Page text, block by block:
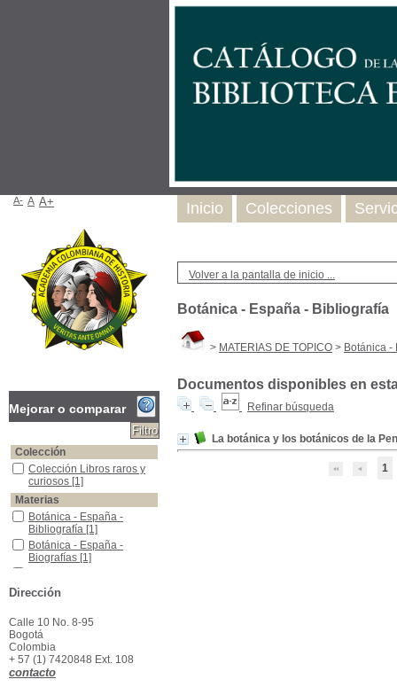
Volver a la pantalla de inicio ...
Botánica - España - Bibliografía
> MATERIAS DE TOPICO > Botánica -
Documentos disponibles en
Refinar búsqueda
La botánica y los botánicos de la
1
Inicio Colecciones
A- A A+
Mejorar o comparar
Colección
Colección Libros raros y curiosos
Colección Libros raros y
curiosos [1]
Materias
Botánica - España - Bibliografía
Botánica - España -
Bibliografía [1]
Botánica - España - Biografías
Botánica - España -
Biografías [1]
Bibliografía
La Botánica y los botánicos
La Botánica y los
botánicos
Dirección
Calle 10 No. 8-95
Bogotá
Colombia
+ 57 (1) 7420848 Ext. 108
contacto